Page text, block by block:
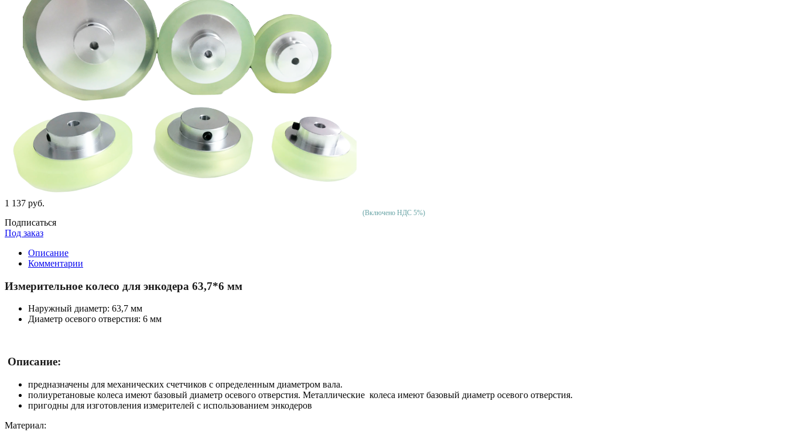
1 137 руб.
(Включено НДС 5%)
Подписаться
Под заказ
Описание
Комментарии
Измерительное колесо для энкодера 63,7*6 мм
Наружный диаметр: 63,7 мм
Диаметр осевого отверстия: 6 мм
Описание:
предназначены для механических счетчиков с определенным диаметром вала.
полиуретановые колеса имеют базовый диаметр осевого отверстия. Металлические колеса имеют базовый диаметр осевого отверстия.
пригодны для изготовления измерителей с использованием энкодеров
Материал: